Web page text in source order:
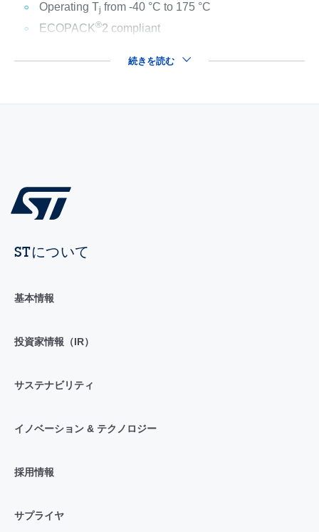
Operating Tj from -40 °C to 175 °C
ECOPACK®2 compliant
続きを読む
STについて
基本情報
投資家情報（IR）
サステナビリティ
イノベーション & テクノロジー
採用情報
サプライヤ